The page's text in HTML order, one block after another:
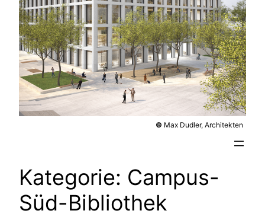
© Max Dudler, Architekten
Kategorie: Campus-
Süd-Bibliothek